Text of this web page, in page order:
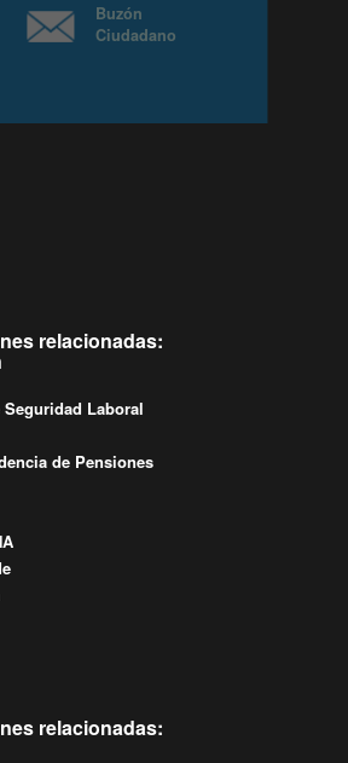
Ciudadano
relacionadas:
Laboral
de Pensiones
relacionadas: